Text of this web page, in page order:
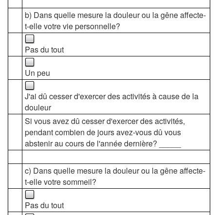
b) Dans quelle mesure la douleur ou la gêne affecte-
t-elle votre vie personnelle?
Pas du tout
Un peu
J'ai dû cesser d'exercer des activités à cause de la
douleur
Si vous avez dû cesser d'exercer des activités,
pendant combien de jours avez-vous dû vous
abstenir au cours de l'année dernière? _____
c) Dans quelle mesure la douleur ou la gêne affecte-
t-elle votre sommeil?
Pas du tout